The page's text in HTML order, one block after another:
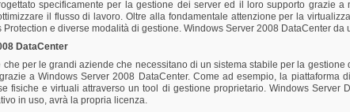
specificamente per la gestione dei server ed il loro supporto grazie
il flusso di lavoro. Oltre alla fondamentale attenzione per la
e diverse modalità di gestione. Windows Server 2008 DataCenter
DataCenter
per le grandi aziende che necessitano di un sistema stabile per la
a Windows Server 2008 DataCenter. Come ad esempio, la piattaforma
fisiche e virtuali attraverso un tool di gestione proprietario. Windows Server
in uso, avrà la propria licenza.